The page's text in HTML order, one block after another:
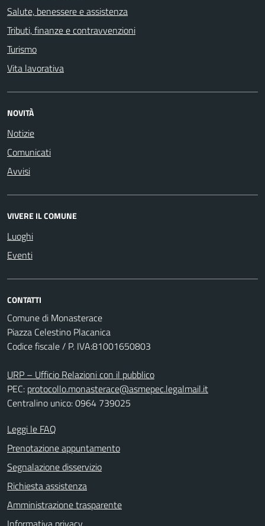
Salute, benessere e assistenza
Tributi, finanze e contravvenzioni
Turismo
Vita lavorativa
NOVITÀ
Notizie
Comunicati
Avvisi
VIVERE IL COMUNE
Luoghi
Eventi
CONTATTI
Comune di Monasterace
Piazza Celestino Placanica
Codice fiscale / P. IVA:81001650803
URP – Ufficio Relazioni con il pubblico
PEC: protocollo.monasterace@asmepec.legalmail.it
Centralino unico: 0964 739025
Leggi le FAQ
Prenotazione appuntamento
Segnalazione disservizio
Richiesta assistenza
Amministrazione trasparente